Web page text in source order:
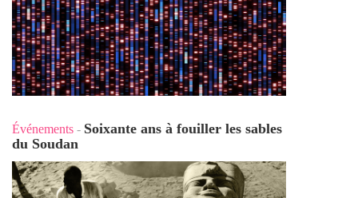
Événements - Soixante ans à fouiller les sables
du Soudan